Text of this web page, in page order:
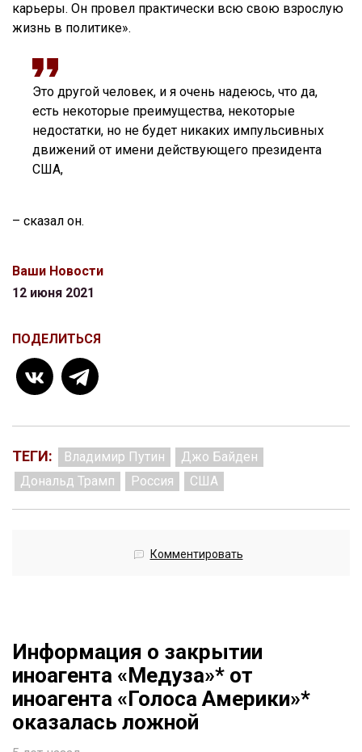
карьеры. Он провел практически всю свою взрослую
жизнь в политике».
Это другой человек, и я очень надеюсь, что да,
есть некоторые преимущества, некоторые
недостатки, но не будет никаких импульсивных
движений от имени действующего президента
США,
– сказал он.
Ваши Новости
12 июня 2021
ПОДЕЛИТЬСЯ
ТЕГИ: Владимир Путин
Джо Байден
Дональд Трамп
Россия США
Комментировать
Информация о закрытии
иноагента «Медуза»* от
иноагента «Голоса Америки»*
оказалась ложной